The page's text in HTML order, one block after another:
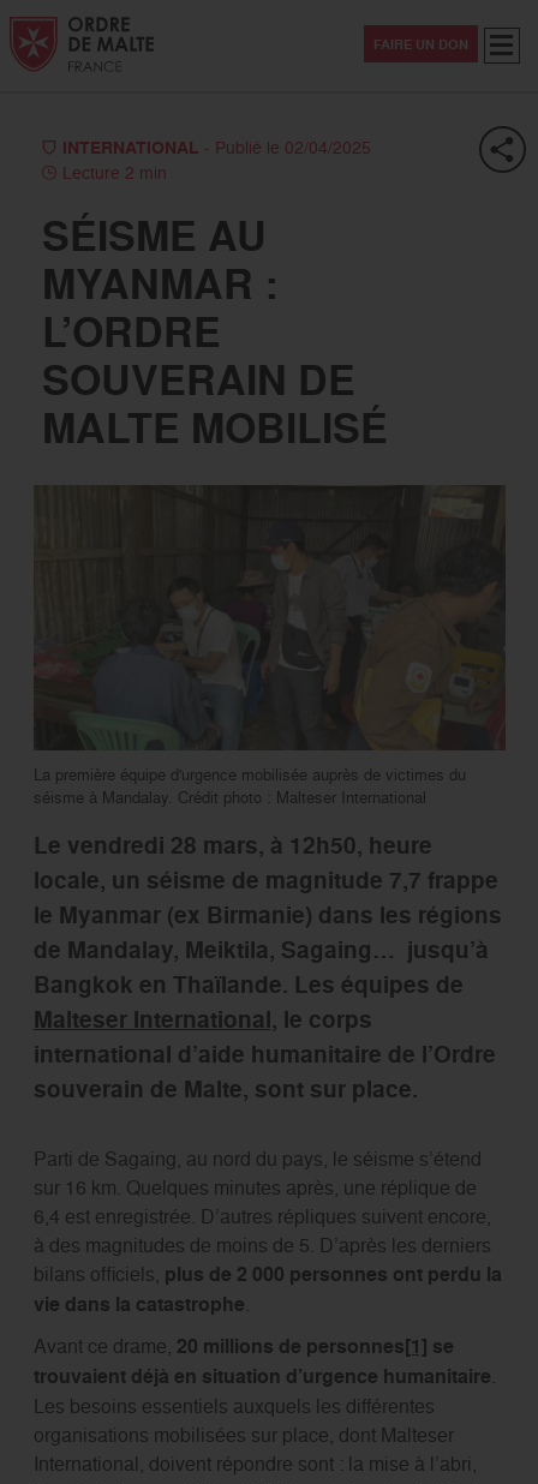
Aller au contenu
Aller à la recherche
Aller au menu
FAIRE UN DON
INTERNATIONAL - Publié le 02/04/2025
Lecture 2 min
SÉISME AU
MYANMAR :
L’ORDRE
SOUVERAIN DE
MALTE MOBILISÉ
La première équipe d'urgence mobilisée auprès de victimes du
séisme à Mandalay. Crédit photo : Malteser International
Le vendredi 28 mars, à 12h50, heure
locale, un séisme de magnitude 7,7 frappe
le Myanmar (ex Birmanie) dans les régions
de Mandalay, Meiktila, Sagaing… jusqu’à
Bangkok en Thaïlande. Les équipes de
Malteser International, le corps
international d’aide humanitaire de l’Ordre
souverain de Malte, sont sur place.
Parti de Sagaing, au nord du pays, le séisme s’étend
sur 16 km. Quelques minutes après, une réplique de
6,4 est enregistrée. D’autres répliques suivent encore,
à des magnitudes de moins de 5. D’après les derniers
bilans officiels, plus de 2 000 personnes ont perdu la
vie dans la catastrophe.
Avant ce drame, 20 millions de personnes[1] se
trouvaient déjà en situation d’urgence humanitaire.
Les besoins essentiels auxquels les différentes
organisations mobilisées sur place, dont Malteser
International, doivent répondre sont : la mise à l’abri,